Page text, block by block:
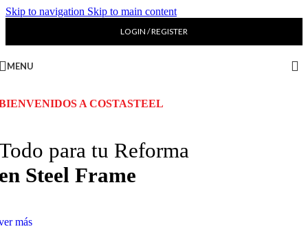
Skip to navigation Skip to main content
LOGIN / REGISTER
MENU
A COSTASTEEL
para tu Reforma
Steel Frame
más